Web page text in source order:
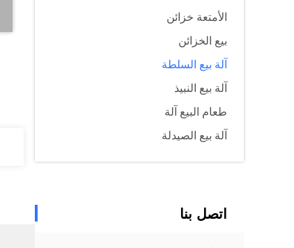
الأمتعة خزائن
بيع الخزائن
آلة بيع السلطة
آلة بيع النبيذ
طعام البيع آلة
آلة بيع الصيدلة
اتصل بنا